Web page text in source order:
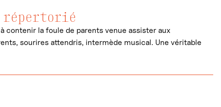
répertorié
contenir la foule de parents venue assister aux
sourires attendris, intermède musical. Une véritable